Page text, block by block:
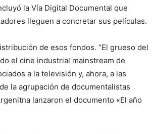
la Vía Digital Documental que
lleguen a concretar sus películas.
de esos fondos. “El grueso del
el cine industrial mainstream de
a la televisión y, ahora, a las
la agrupación de documentalistas
lanzaron el documento «El año